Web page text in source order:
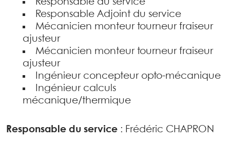
Responsable du service
Responsable Adjoint du service
Mécanicien monteur tourneur fraiseur
ajusteur
Mécanicien monteur tourneur fraiseur
ajusteur
Ingénieur concepteur opto-mécanique
Ingénieur calculs
mécanique/thermique
Responsable du service : Frédéric CHAPRON